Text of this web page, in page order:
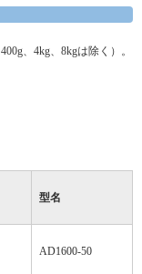
400g、 4kg、 8kgは除く）。
型名
AD1600-50